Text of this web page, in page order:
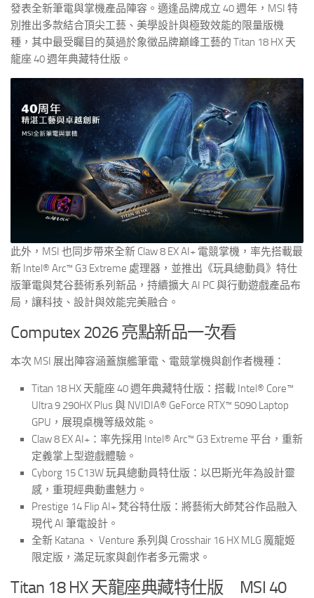
發表全新筆電與掌機產品陣容。適逢品牌成立 40 週年，MSI 特
別推出多款結合頂尖工藝、美學設計與極致效能的限量版機
種，其中最受矚目的莫過於象徵品牌巔峰工藝的 Titan 18 HX 天
龍座 40 週年典藏特仕版。
此外，MSI 也同步帶來全新 Claw 8 EX AI+ 電競掌機，率先搭載最
新 Intel® Arc™ G3 Extreme 處理器，並推出《玩具總動員》特仕
版筆電與梵谷藝術系列新品，持續擴大 AI PC 與行動遊戲產品布
局，讓科技、設計與效能完美融合。
Computex 2026 亮點新品一次看
本次 MSI 展出陣容涵蓋旗艦筆電、電競掌機與創作者機種：
Titan 18 HX 天龍座 40 週年典藏特仕版：搭載 Intel® Core™
Ultra 9 290HX Plus 與 NVIDIA® GeForce RTX™ 5090 Laptop
GPU，展現桌機等級效能。
Claw 8 EX AI+：率先採用 Intel® Arc™ G3 Extreme 平台，重新
定義掌上型遊戲體驗。
Cyborg 15 C13W 玩具總動員特仕版：以巴斯光年為設計靈
感，重現經典動畫魅力。
Prestige 14 Flip AI+ 梵谷特仕版：將藝術大師梵谷作品融入
現代 AI 筆電設計。
全新 Katana 、 Venture 系列與 Crosshair 16 HX MLG 魔龍姬
限定版，滿足玩家與創作者多元需求。
Titan 18 HX 天龍座典藏特仕版 MSI 40